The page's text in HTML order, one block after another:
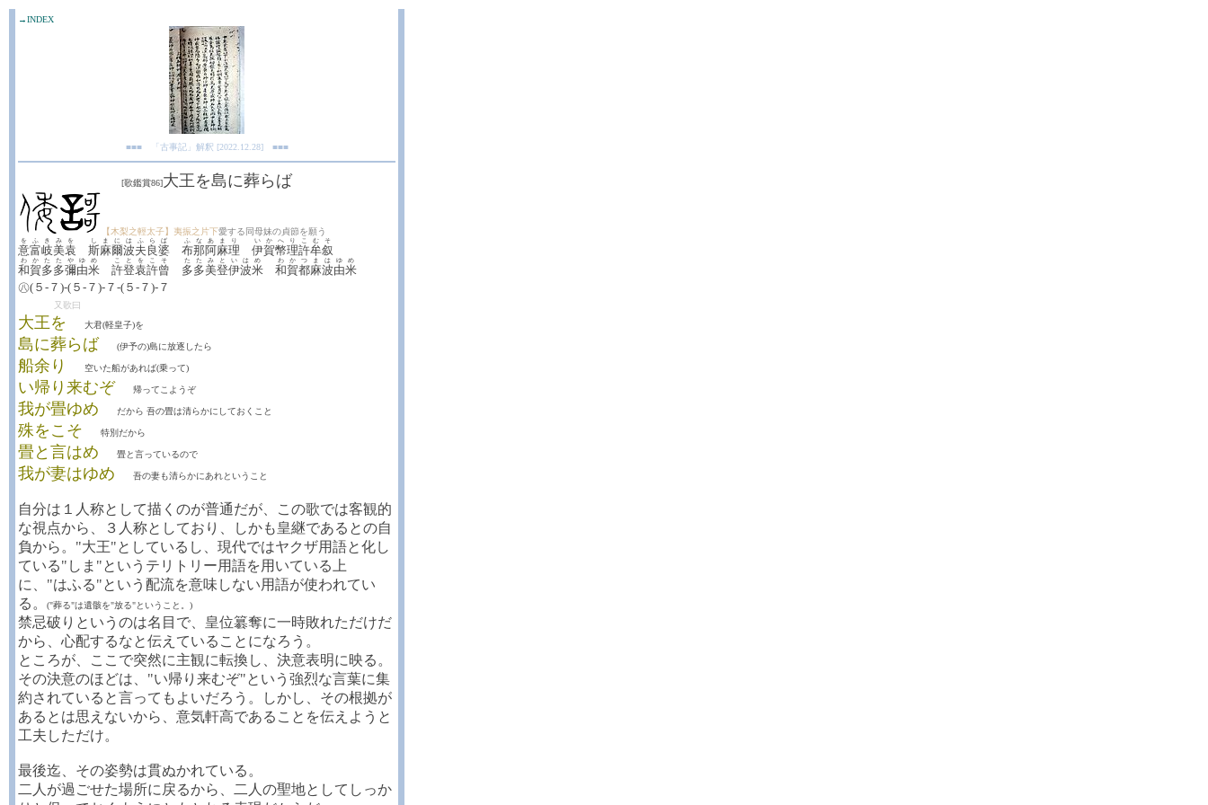
→INDEX
■■■ 「古事記」解釈 [2022.12.28] ■■■
[歌鑑賞86]大王を島に葬らば
【木梨之輕太子】夷振之片下愛する同母妹の貞節を願う
意富岐美袁
をふきみを
斯麻爾波夫良婆
しまにはふらば
布那阿麻理
ふなあまり
伊賀幣理許牟叙
いかへりこむそ
和賀多多彌由米
わかたたやゆめ
許登袁許曾
ことをこそ
多多美登伊波米
たたみといはめ
和賀都麻波由米
わかつまはゆめ
㊇(５-７)-(５-７)-７-(５-７)-７
又歌曰
大王を 大君(軽皇子)を
島に葬らば (伊予の)島に放逐したら
船余り 空いた船があれば(乗って)
い帰り来むぞ 帰ってこようぞ
我が畳ゆめ だから 吾の畳は清らかにしておくこと
殊をこそ 特別だから
畳と言はめ 畳と言っているので
我が妻はゆめ 吾の妻も清らかにあれということ
自分は１人称として描くのが普通だが、この歌では客観的
な視点から、３人称としており、しかも皇継であるとの自
負から。"大王"としているし、現代ではヤクザ用語と化し
ている"しま"というテリトリー用語を用いている上
に、"はふる"という配流を意味しない用語が使われてい
る。
("葬る"は遺骸を"放る"ということ。)
禁忌破りというのは名目で、皇位簒奪に一時敗れただけだ
から、心配するなと伝えていることになろう。
ところが、ここで突然に主観に転換し、決意表明に映る。
その決意のほどは、"い帰り来むぞ"という強烈な言葉に集
約されていると言ってもよいだろう。しかし、その根拠が
あるとは思えないから、意気軒高であることを伝えようと
工夫しただけ。
最後迄、その姿勢は貫ぬかれている。
二人が過ごせた場所に戻るから、二人の聖地としてしっか